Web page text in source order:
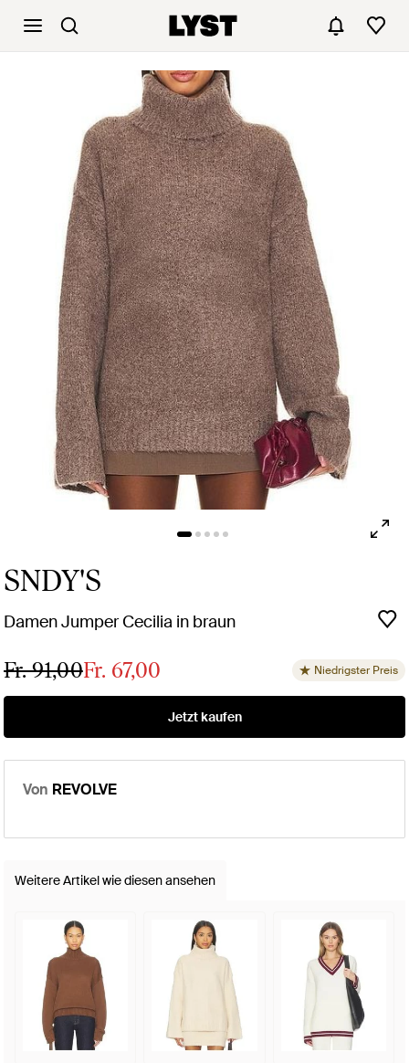
SNDY'S
Damen Jumper Cecilia in braun
Fr. 91,00Fr. 67,00 Niedrigster Preis
Jetzt kaufen
Von REVOLVE
Weitere Artikel wie diesen ansehen